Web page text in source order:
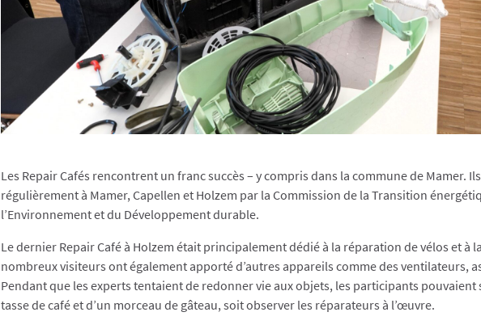
Les Repair Cafés rencontrent un franc succès – y compris dans la commune de Mamer.
régulièrement à Mamer, Capellen et Holzem par la Commission de la Transition
l’Environnement et du Développement durable.
Le dernier Repair Café à Holzem était principalement dédié à la réparation de vélos et à
nombreux visiteurs ont également apporté d’autres appareils comme des ventilateurs,
Pendant que les experts tentaient de redonner vie aux objets, les participants
tasse de café et d’un morceau de gâteau, soit observer les réparateurs à l’œuvre.